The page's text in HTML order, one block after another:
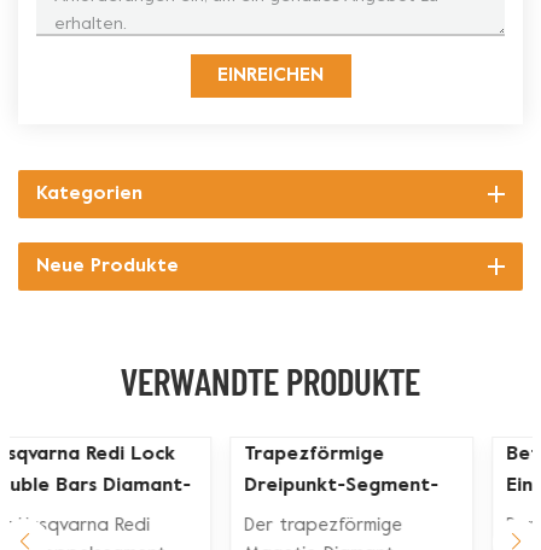
EINREICHEN
Kategorien
Neue Produkte
VERWANDTE PRODUKTE
ASL Trapez-
Doppelstangen-
Segment-Diamant-
Der trapezförmige
Trapezförmige
Doppelknöpfe
Diamant-
Der trapezförmige